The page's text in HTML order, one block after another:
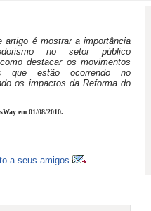
artigo é mostrar a importância
no setor público
destacar os movimentos
que estão ocorrendo no
os impactos da Reforma do
em 01/08/2010.
a seus amigos